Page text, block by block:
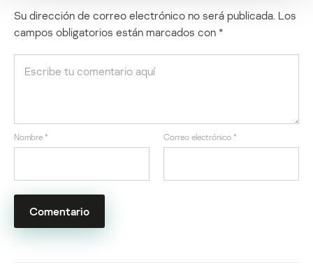
Su dirección de correo electrónico no será publicada. Los
campos obligatorios están marcados con *
Nombre * Correo electrónico *